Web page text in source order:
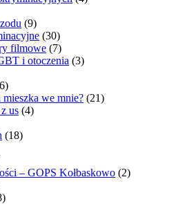
(9)
(30)
filmowe (7)
i otoczenia (3)
we mnie? (21)
us (4)
(18)
– GOPS Kołbaskowo (2)